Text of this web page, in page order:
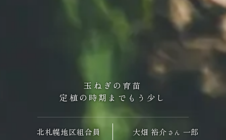
玉ねぎの育苗
定植の時期までもう少し
北札幌地区組合員 大畑 裕介 さん 一郎